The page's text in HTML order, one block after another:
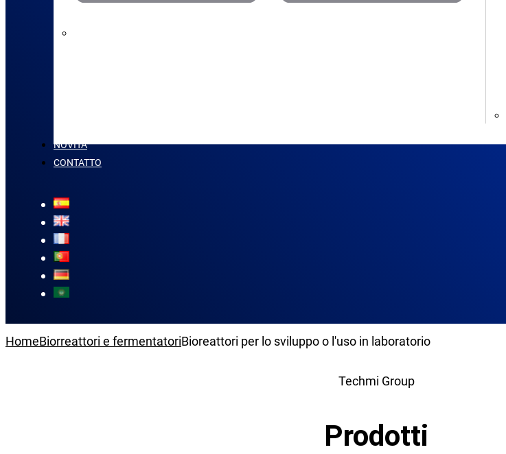
NOVITÀ
CONTATTO
HomeBiorreattori e fermentatoriBioreattori per lo sviluppo o l'uso in laboratorio
Techmi Group
Prodotti